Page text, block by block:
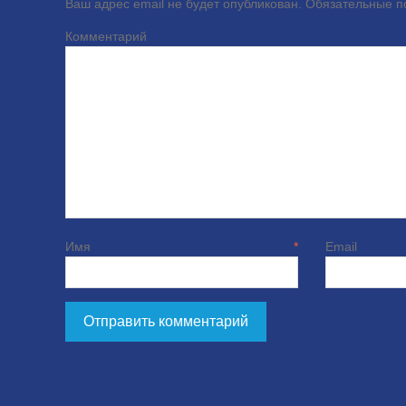
Ваш адрес email не будет опубликован. Обязательные
Имя *